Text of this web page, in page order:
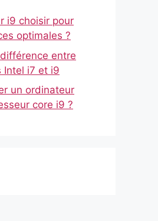
i9 choisir pour
optimales ?
entre
Intel i7 et i9
un ordinateur
core i9 ?